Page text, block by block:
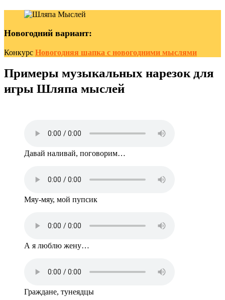
Новогодний вариант:
Конкурс Новогодняя шапка с новогодними мыслями
Примеры музыкальных нарезок для
игры Шляпа мыслей
Давай наливай, поговорим…
Мяу-мяу, мой пупсик
А я люблю жену…
Граждане, тунеядцы